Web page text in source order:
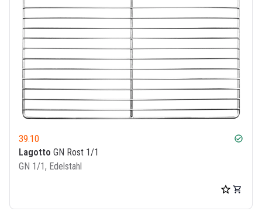
39.10 check_circle
Lagotto GN Rost 1/1
GN 1/1, Edelstahl